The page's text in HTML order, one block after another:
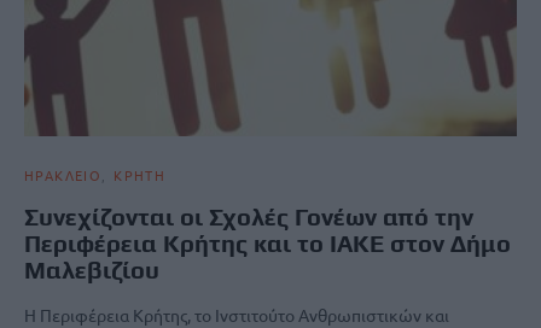
ΗΡΑΚΛΕΙΟ ΚΡΗΤΗ
Συνεχίζονται οι Σχολές Γονέων από την
Περιφέρεια Κρήτης και το ΙΑΚΕ στον Δήμο
Μαλεβιζίου
Η Περιφέρεια Κρήτης, το Ινστιτούτο Ανθρωπιστικών και